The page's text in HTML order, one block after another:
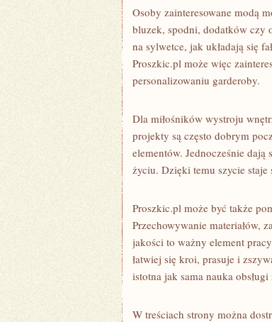
Osoby zainteresowane modą
bluzek, spodni, dodatków czy
na sylwetce, jak układają się
Proszkic.pl może więc
personalizowaniu garderoby.
Dla miłośników wystroju
projekty są często dobrym
elementów. Jednocześnie
życiu. Dzięki temu szycie staje
Proszkic.pl może być także
Przechowywanie materiałów,
jakości to ważny element
łatwiej się kroi, prasuje i
istotna jak sama nauka obsługi
W treściach strony można